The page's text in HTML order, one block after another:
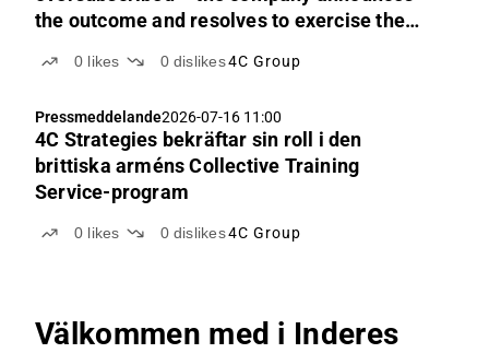
the outcome and resolves to exercise the
0 likes 0 dislikes4C Group
Pressmeddelande2026-07-16 11:00
4C Strategies bekräftar sin roll i den
brittiska arméns Collective Training
Service-program
0 likes 0 dislikes4C Group
Välkommen med i Inderes